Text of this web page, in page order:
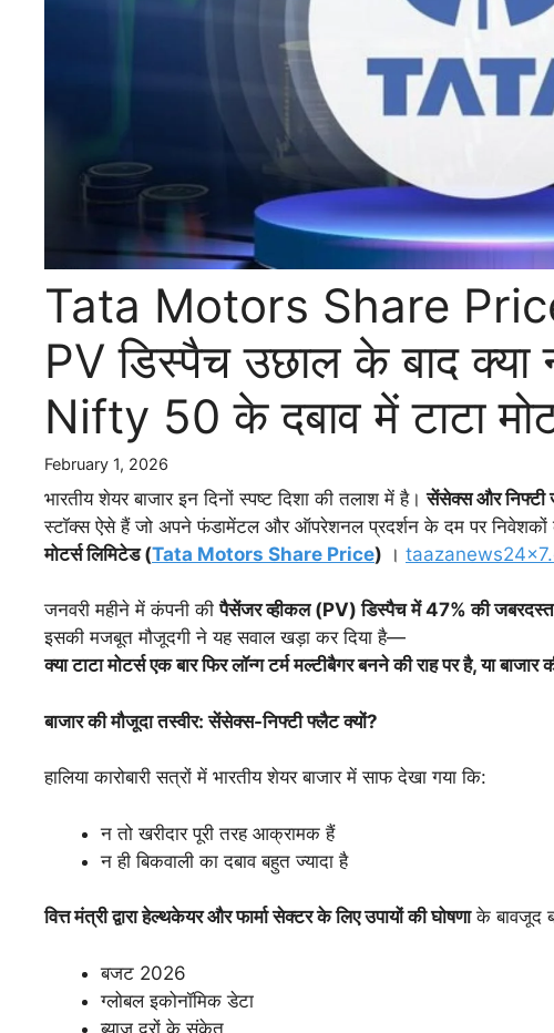
Tata Motors Share
PV डिस्पैच उछाल के बाद
Nifty 50 के दबाव में टाटा
February 1, 2026
भारतीय शेयर बाजार इन दिनों स्पष्ट दिशा की तलाश में है।सेंसेक्स और निफ्टी
स्टॉक्स ऐसे हैं जो अपने फंडामेंटल और ऑपरेशनल प्रदर्शन के दम पर निवेशकों
मोटर्स लिमिटेड (Tata Motors Share Price) ।
जनवरी महीने में कंपनी कीपैसेंजरव्हीकल (PV)डिस्पैचमें 47%की
इसकी मजबूत मौजूदगी ने यह सवाल खड़ा कर दिया है—
क्याटाटामोटर्सएकबारफिरलॉन्गटर्ममल्टीबैगरबननेकीराहपरहै,याबाजार
बाजारकीमौजूदातस्वीर:सेंसेक्स-निफ्टीफ्लैटक्यों?
हालिया कारोबारी सत्रों में भारतीय शेयर बाजार में साफ देखा गया कि:
न तो खरीदार पूरी तरह आक्रामक हैं
न ही बिकवाली का दबाव बहुत ज्यादा है
वित्तमंत्रीद्वाराहेल्थकेयरऔरफार्मासेक्टरकेलिएउपायोंकीघोषणाके बावजूद
बजट 2026
ग्लोबल इकोनॉमिक डेटा
ब्याज दरों के संकेत